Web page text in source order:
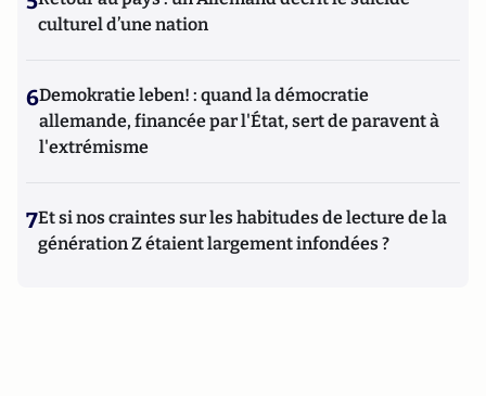
culturel d’une nation
6Demokratie leben! : quand la démocratie
allemande, financée par l'État, sert de paravent à
l'extrémisme
7Et si nos craintes sur les habitudes de lecture de la
génération Z étaient largement infondées ?